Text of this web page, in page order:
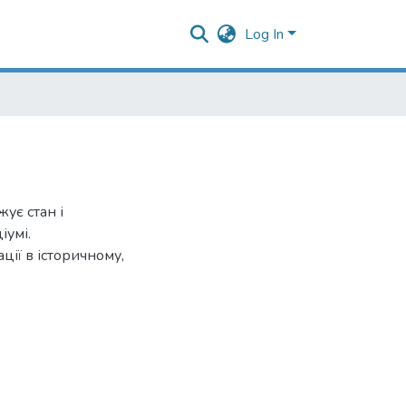
Log In
стан і
в історичному,